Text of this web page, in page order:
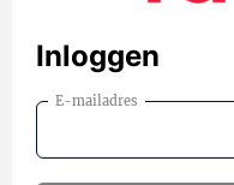
Inloggen
E-mailadres